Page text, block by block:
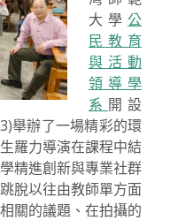
大學 公
民教育
與活動
領導學
系 開設
舉辦了一場精彩的環
羅力導演在課程中結
精進創新與專業社群
脫以往由教師單方面
關的議題、在拍攝的